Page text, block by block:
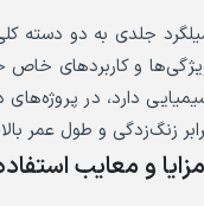
جلدی به دو دسته
و کاربردهای خاص
دارد، در پروژه‌های
زنگ‌زدگی و طول عمر
مزایا و معایب